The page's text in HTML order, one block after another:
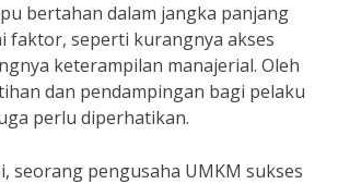
bertahan dalam jangka panjang
faktor, seperti kurangnya akses
keterampilan manajerial. Oleh
dan pendampingan bagi pelaku
perlu diperhatikan.
seorang pengusaha UMKM sukses